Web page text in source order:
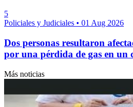
5
Policiales y Judiciales • 01 Aug 2026
Dos personas resultaron
por una pérdida de gas en un
Más noticias